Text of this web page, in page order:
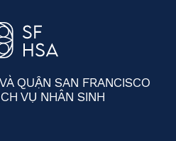
QUẬN SAN FRANCISCO
VỤ NHÂN SINH